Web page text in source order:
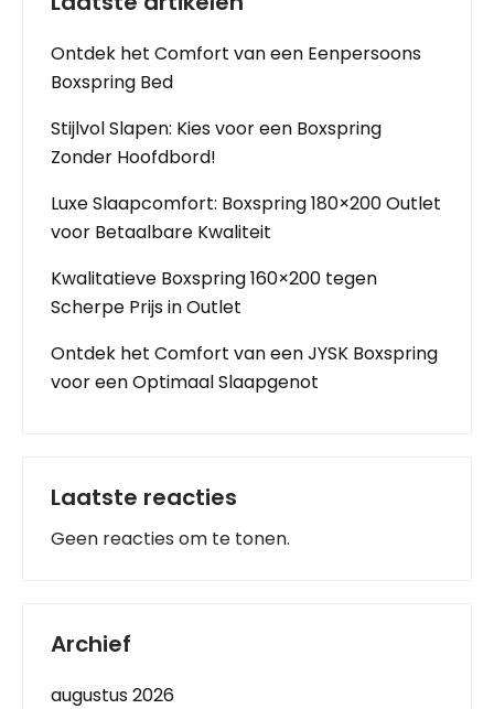
Ontdek het Comfort van een Eenpersoons
Boxspring Bed
Stijlvol Slapen: Kies voor een Boxspring
Zonder Hoofdbord!
Luxe Slaapcomfort: Boxspring 180×200 Outlet
voor Betaalbare Kwaliteit
Kwalitatieve Boxspring 160×200 tegen
Scherpe Prijs in Outlet
Ontdek het Comfort van een JYSK Boxspring
voor een Optimaal Slaapgenot
Laatste reacties
Geen reacties om te tonen.
Archief
augustus 2026